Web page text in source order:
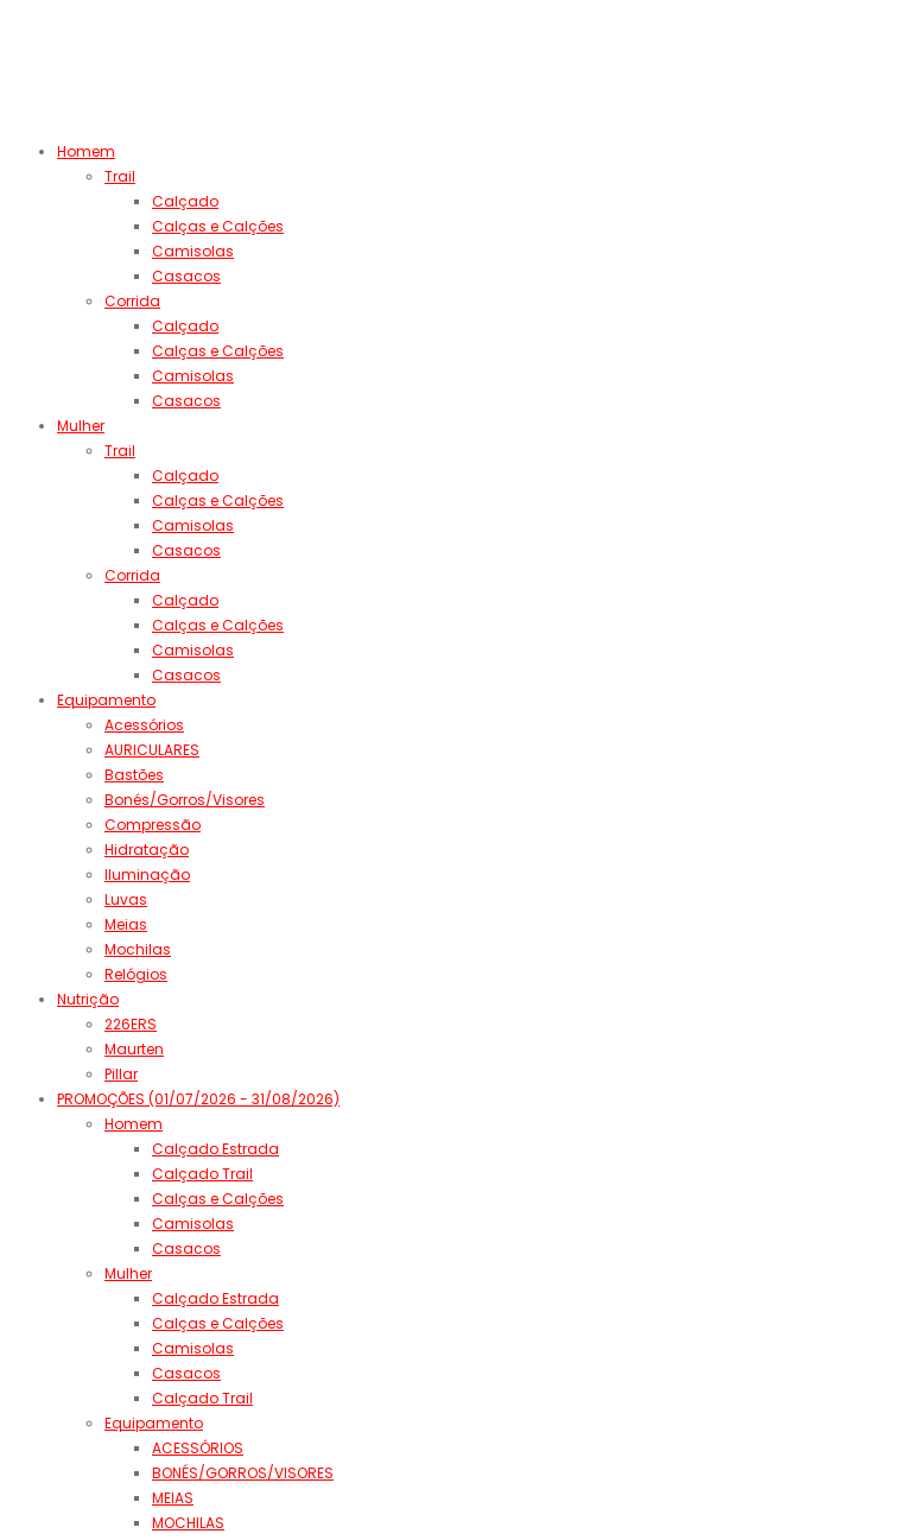
Homem
Trail
Calçado
Calças e Calções
Camisolas
Casacos
Corrida
Calçado
Calças e Calções
Camisolas
Casacos
Mulher
Trail
Calçado
Calças e Calções
Camisolas
Casacos
Corrida
Calçado
Calças e Calções
Camisolas
Casacos
Equipamento
Acessórios
AURICULARES
Bastões
Bonés/Gorros/Visores
Compressão
Hidratação
Iluminação
Luvas
Meias
Mochilas
Relógios
Nutrição
226ERS
Maurten
Pillar
PROMOÇÕES (01/07/2026 - 31/08/2026)
Homem
Calçado Estrada
Calçado Trail
Calças e Calções
Camisolas
Casacos
Mulher
Calçado Estrada
Calças e Calções
Camisolas
Casacos
Calçado Trail
Equipamento
ACESSÓRIOS
BONÉS/GORROS/VISORES
MEIAS
MOCHILAS